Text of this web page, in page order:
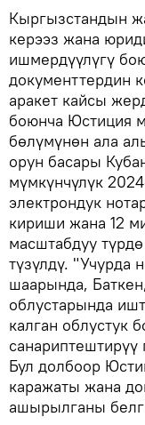
Кыргызстандын
керээз жана
ишмердүүлүгү
документтердин
аракет кайсы
боюнча Юстиция
бөлүмүнөн ала
орун басары
мүмкүнчүлүк
электрондук
кириши жана 12
масштабдуу
түзүлдү. "Учурда
шаарында,
облустарында
калган облустук
Бул долбоор
каражаты жана
ашырылганы